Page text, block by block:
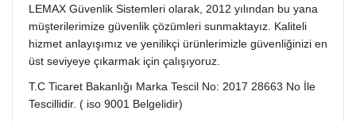
LEMAX Güvenlik Sistemleri olarak, 2012 yılından bu yana
müşterilerimize güvenlik çözümleri sunmaktayız. Kaliteli
hizmet anlayışımız ve yenilikçi ürünlerimizle güvenliğinizi en
üst seviyeye çıkarmak için çalışıyoruz.
T.C Ticaret Bakanlığı Marka Tescil No: 2017 28663 No İle
Tescillidir. ( iso 9001 Belgelidir)